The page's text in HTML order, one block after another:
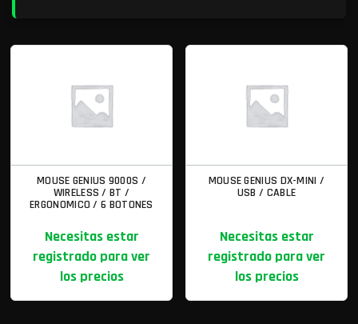
MOUSE GENIUS 9000S /
WIRELESS / BT /
ERGONOMICO / 6 BOTONES
Necesitas estar
registrado para ver
los precios
MOUSE GENIUS DX-MINI /
USB / CABLE
Necesitas estar
registrado para ver
los precios